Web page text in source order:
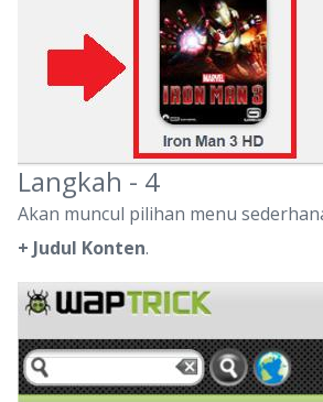
Langkah - 4
Akan muncul pilihan menu
+ Judul Konten.